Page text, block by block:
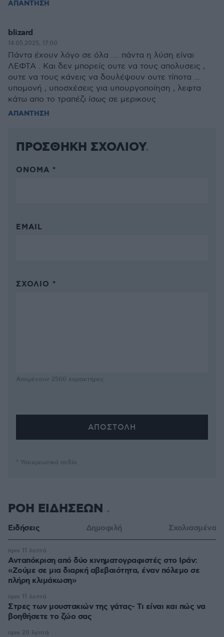
ΑΠΑΝΤΗΣΗ
blizard
14.05.2025, 17:00
Πάντα έχουν λόγο σε όλα .... πάντα η λύση είναι
ΛΕΦΤΑ . Και δεν μπορείς ουτε να τους απολυσεις ,
ουτε να τους κάνεις να δουλέψουν ουτε τίποτα ...
υπομονή , υποσχέσεις για υπουργοποίηση , λεφτα
κάτω απο το τραπέζι ίσως σε μερικους
ΑΠΑΝΤΗΣΗ
ΠΡΟΣΘΗΚΗ ΣΧΟΛΙΟΥ
ΌΝΟΜΑ *
EMAIL
ΣΧΌΛΙΟ *
Απομένουν 2500 χαρακτήρες
* Υποχρεωτικά πεδία
ΡΟΗ ΕΙΔΗΣΕΩΝ
Ειδήσεις Δημοφιλή Σχολιασμένα
Ανταπόκριση από δύο κινηματογραφιστές στο Ιράν:
«Ζούμε σε μια διαρκή αβεβαιότητα, έναν πόλεμο σε
πλήρη κλιμάκωση»
πριν 11 λεπτά
Στρες των μουστακιών της γάτας- Τι είναι και πώς να
βοηθήσετε το ζώο σας
πριν 11 λεπτά
πριν 20 λεπτά